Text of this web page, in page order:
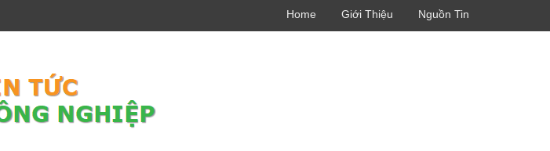
Home Giới Thiệu Nguồn Tin